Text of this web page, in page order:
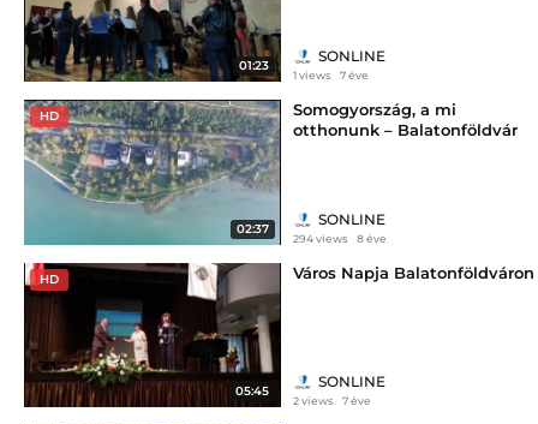
01:23
SONLINE
1 views 7 éve
HD
02:37
Somogyország, a mi
otthonunk – Balatonföldvár
SONLINE
294 views 8 éve
HD
05:45
Város Napja Balatonföldváron
SONLINE
2 views 7 éve